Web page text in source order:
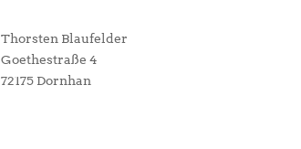
Thorsten Blaufelder
Goethestraße 4
72175 Dornhan